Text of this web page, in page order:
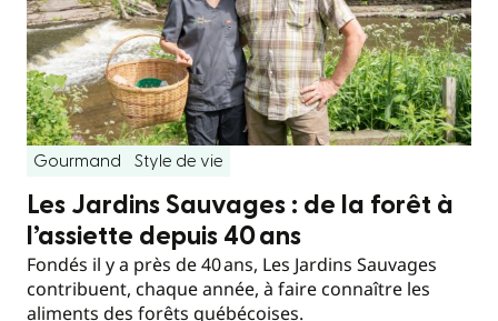
Gourmand Style de vie
Les Jardins Sauvages : de la forêt à
l’assiette depuis 40 ans
Fondés il y a près de 40 ans, Les Jardins Sauvages
contribuent, chaque année, à faire connaître les
aliments des forêts québécoises.